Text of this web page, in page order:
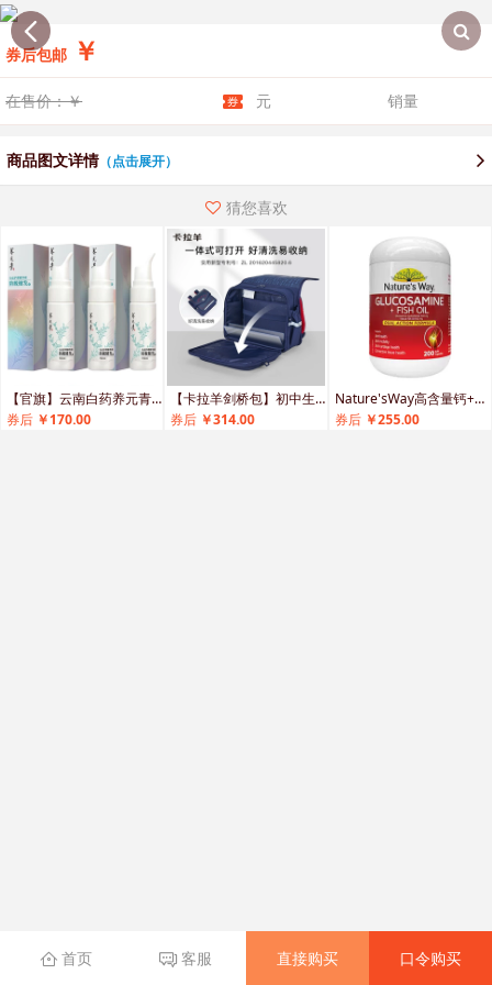
券后包邮 ￥
在售价：￥ 元 销量
商品图文详情（点击展开）
猜您喜欢
【官旗】云南白药养元青头皮护理养护防脱健发精华液
券后 ￥170.00
【卡拉羊剑桥包】初中生高中生小学生6维减负防下坠书包游学包
券后 ￥314.00
Nature'sWay高含量钙+维D3
券后 ￥255.00
首页 客服 直接购买 口令购买